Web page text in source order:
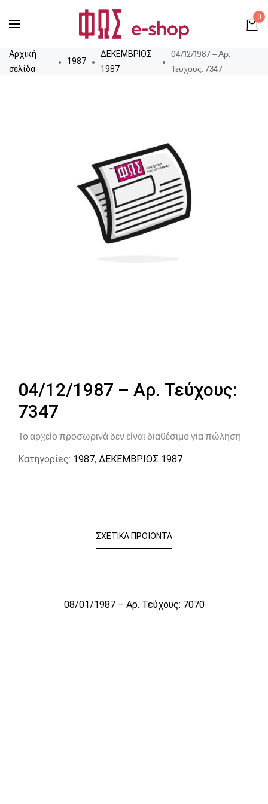
0
Αρχική
σελίδα
1987
ΔΕΚΕΜΒΡΙΟΣ
1987
04/12/1987 – Αρ.
Τεύχους: 7347
04/12/1987 – Αρ. Τεύχους:
7347
Το αρχείο προσωρινά δεν είναι διαθέσιμο για πώληση
Κατηγορίες: 1987, ΔΕΚΕΜΒΡΙΟΣ 1987
ΣΧΕΤΙΚΆ ΠΡΟΪΌΝΤΑ
Το αρχείο προσωρινά δεν είναι διαθέσιμο για πώληση
08/01/1987 – Αρ. Τεύχους: 7070